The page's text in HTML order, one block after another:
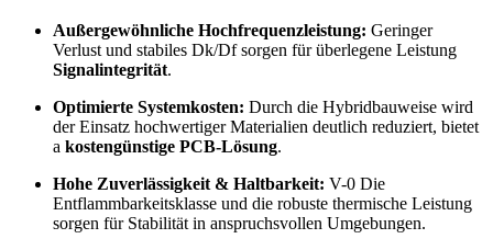
Außergewöhnliche Hochfrequenzleistung: Geringer
Verlust und stabiles Dk/Df sorgen für überlegene Leistung
Signalintegrität.
Optimierte Systemkosten: Durch die Hybridbauweise wird
der Einsatz hochwertiger Materialien deutlich reduziert, bietet
a kostengünstige PCB-Lösung.
Hohe Zuverlässigkeit & Haltbarkeit: V-0 Die
Entflammbarkeitsklasse und die robuste thermische Leistung
sorgen für Stabilität in anspruchsvollen Umgebungen.